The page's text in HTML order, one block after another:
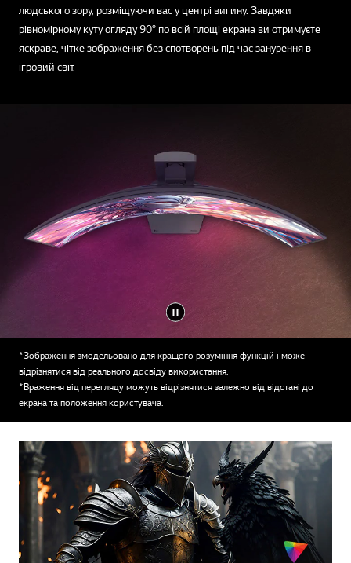
людського зору, розміщуючи вас у центрі вигину. Завдяки
рівномірному куту огляду 90° по всій площі екрана ви отримуєте
яскраве, чітке зображення без спотворень під час занурення в
ігровий світ.
*Зображення змодельовано для кращого розуміння функцій і може
відрізнятися від реального досвіду використання.
*Враження від перегляду можуть відрізнятися залежно від відстані до
екрана та положення користувача.